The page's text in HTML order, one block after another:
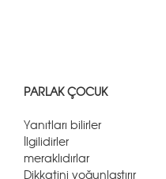
PARLAK
Yanıtları
meraklıdırlar
Dikkatini